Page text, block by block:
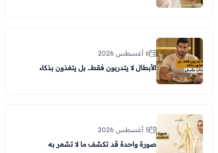
6 أغسطس 2026
الأبطال لا يتدربون فقط.. بل يتغذون بذكاء
5 أغسطس 2026
صورة واحدة قد تكشف ما لا تشعر به